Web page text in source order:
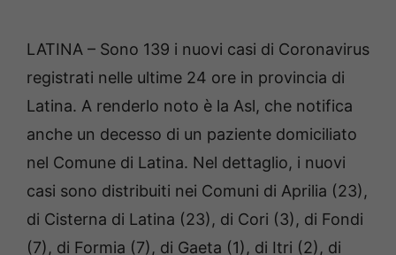
LATINA – Sono 139 i nuovi casi di Coronavirus
registrati nelle ultime 24 ore in provincia di
Latina. A renderlo noto è la Asl, che notifica
anche un decesso di un paziente domiciliato
nel Comune di Latina. Nel dettaglio, i nuovi
casi sono distribuiti nei Comuni di Aprilia (23),
di Cisterna di Latina (23), di Cori (3), di Fondi
(7), di Formia (7), di Gaeta (1), di Itri (2), di